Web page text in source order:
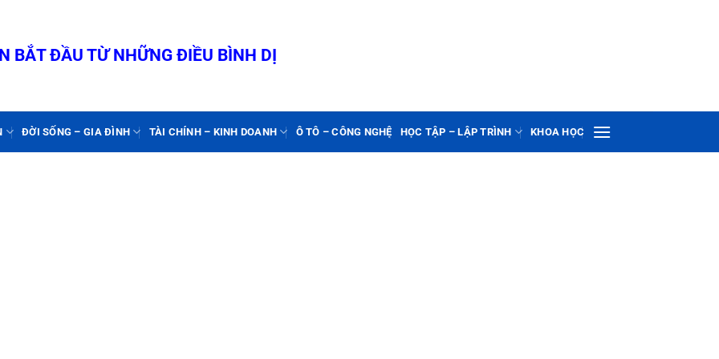
BẮT ĐẦU TỪ NHỮNG ĐIỀU BÌNH DỊ
ĐỜI SỐNG – GIA ĐÌNH TÀI CHÍNH – KINH DOANH Ô TÔ – CÔNG NGHỆ HỌC TẬP – LẬP TRÌNH KHOA HỌC